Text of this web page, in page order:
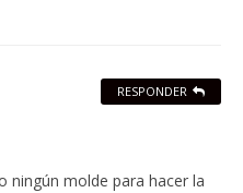
ningún molde para hacer la
RESPONDER